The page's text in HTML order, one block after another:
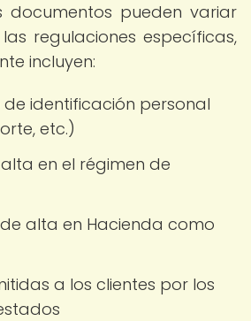
documentos pueden variar
regulaciones específicas,
incluyen:
identificación personal
etc.)
en el régimen de
alta en Hacienda como
a los clientes por los